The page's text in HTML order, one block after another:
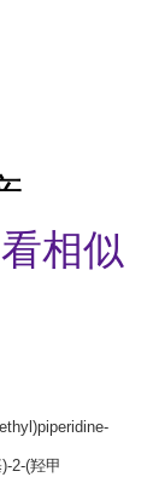
相似
2-(羟甲